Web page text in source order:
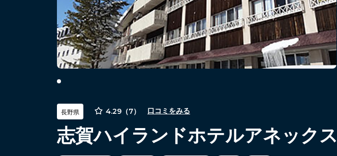
長野県 4.29（7） 口コミをみる
志賀ハイランドホテルアネックス